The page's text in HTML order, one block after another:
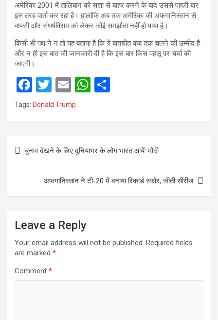
अमेरिका 2001 में तालिबान को सत्ता से बाहर करने के बाद उससे पहली बार
इस तरह वार्ता कर रहा है। हालांकि अब तक अमेरिका की अफगानिस्तान से
वापसी और संघर्षविराम को लेकर कोई समझौता नहीं हो पाया है।
किसी भी पक्ष ने न तो यह बताया है कि ये बातचीत कब तक चलने की उम्मीद है
और न ही इस बात की जानकारी दी है कि इस बार किस पहलू पर चर्चा की
जाएगी।
F
a
o
o
T
wi
E
m
W
A
p
p
Tags: Donald Trump
navigation
चुनाव देखने के लिए दुनियाभर के लोग भारत आयें: मोदी
अफगानिस्तान ने टी-20 में बनाया रिकार्ड स्कोर, जीती सीरीज
Leave a Reply
Your email address will not be published. Required fields
are marked *
Comment *